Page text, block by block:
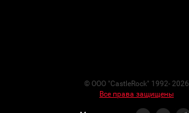
© ООО "CastleRock" 1992- 2026
Все права защищены